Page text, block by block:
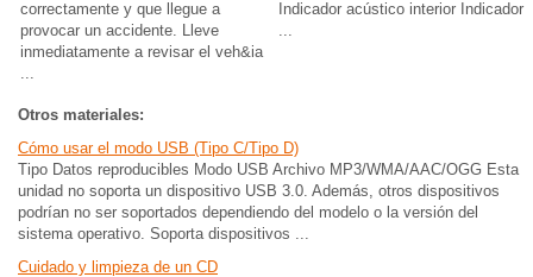
correctamente y que llegue a
provocar un accidente. Lleve
inmediatamente a revisar el veh&ia
...
Indicador acústico interior Indicador
...
Otros materiales:
Cómo usar el modo USB (Tipo C/Tipo D)
Tipo Datos reproducibles Modo USB Archivo MP3/WMA/AAC/OGG Esta
unidad no soporta un dispositivo USB 3.0. Además, otros dispositivos
podrían no ser soportados dependiendo del modelo o la versión del
sistema operativo. Soporta dispositivos ...
Cuidado y limpieza de un CD